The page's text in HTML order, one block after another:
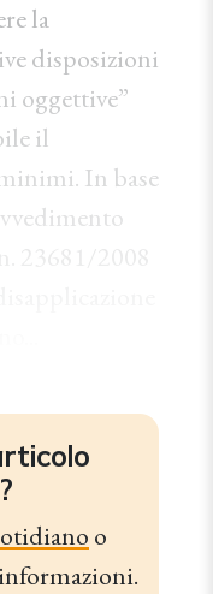
la
disposizioni
oggettive”
il
In base
o